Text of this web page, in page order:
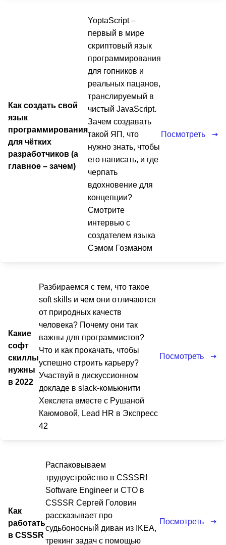
Как создать свой
язык
программирования
для чётких
разработчиков (а
главное – зачем)
YoptaScript –
первый в мире
скриптовый язык
программирования
для гопников и
реальных пацанов,
транслируемый в
чистый JavaScript.
Зачем создавать
такой ЯП, что
нужно знать, чтобы
его написать, и где
черпать
вдохновение для
концепции?
Смотрите
интервью с
создателем языка
Сэмом Гозманом
Посмотреть
Какие
софт
скиллы
нужны
в 2022
Разбираемся с тем, что такое
soft skills и чем они отличаются
от природных качеств
человека? Почему они так
важны для программистов?
Что и как прокачать, чтобы
успешно строить карьеру?
Участвуй в дискуссионном
докладе в slack-комьюнити
Хекслета вместе с Рушаной
Каюмовой, Lead HR в Экспресс
42
Посмотреть
Как
работать
в CSSSR
Распаковываем
трудоустройство в CSSSR!
Software Engineer и CTO в
CSSSR Сергей Головин
рассказывает про
судьбоносный диван из IKEA,
трекинг задач с помощью
Посмотреть